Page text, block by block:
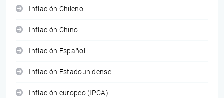
Inflación Chileno
Inflación Chino
Inflación Español
Inflación Estadounidense
Inflación europeo (IPCA)